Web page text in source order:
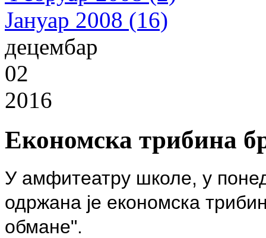
Јануар 2008 (16)
децембар
02
2016
Економска трибина
У амфитеатру школе, у
одржана је економска
обмане".